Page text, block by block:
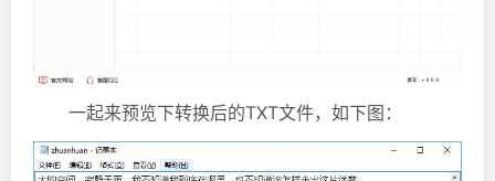
一起来预览下转换后的TXT文件，如下图：